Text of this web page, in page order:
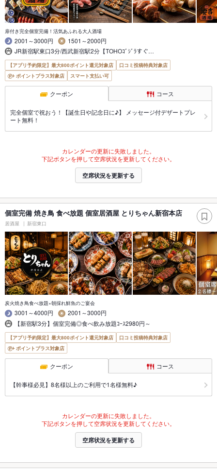
扉付き完全個室完備！活気あふれる大人酒場
2001～3000円
1501～2000円
JR新宿駅東口3分/西武新宿駅2分【TOHOｺﾞｼﾞﾗすぐ…
【アプリ予約限定】最大800ポイント還元対象店
口コミ投稿特典対象店
ポイントプラス対象店
スマート支払い可
クーポン コース
完全個室で祝おう！【誕生日や記念日に♪】 メッセージ付デザートプレ
ート無料！
カレンダーの更新に失敗しました。
下記ボタンを押して空席状況を更新してください。
空席状況を更新する
個室完備 焼き鳥 食べ放題 個室居酒屋 とりちゃん新宿本店
居酒屋 新宿東口
炭火焼き鳥食べ放題×朝採れ鮮魚のご宴会
3001～4000円
2001～3000円
【新宿駅3分】個室完備◎食べ飲み放題ｺｰｽ2980円～
【アプリ予約限定】最大800ポイント還元対象店
口コミ投稿特典対象店
ポイントプラス対象店
クーポン コース
【幹事様必見】8名様以上のご利用で1名様無料♪
カレンダーの更新に失敗しました。
下記ボタンを押して空席状況を更新してください。
空席状況を更新する